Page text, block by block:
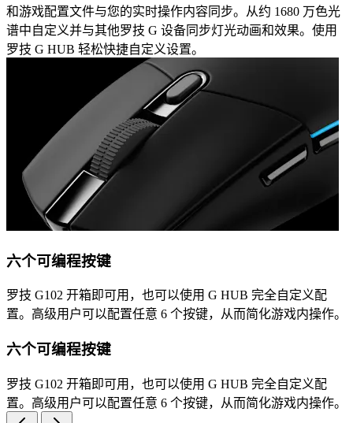
和游戏配置文件与您的实时操作内容同步。从约 1680 万色光
谱中自定义并与其他罗技 G 设备同步灯光动画和效果。使用
罗技 G HUB 轻松快捷自定义设置。
六个可编程按键
罗技 G102 开箱即可用，也可以使用 G HUB 完全自定义配
置。高级用户可以配置任意 6 个按键，从而简化游戏内操作。
六个可编程按键
罗技 G102 开箱即可用，也可以使用 G HUB 完全自定义配
置。高级用户可以配置任意 6 个按键，从而简化游戏内操作。